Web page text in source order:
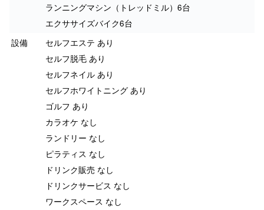
ランニングマシン（トレッドミル）6台
エクササイズバイク6台
設備
セルフエステ あり
セルフ脱毛 あり
セルフネイル あり
セルフホワイトニング あり
ゴルフ あり
カラオケ なし
ランドリー なし
ピラティス なし
ドリンク販売 なし
ドリンクサービス なし
ワークスペース なし